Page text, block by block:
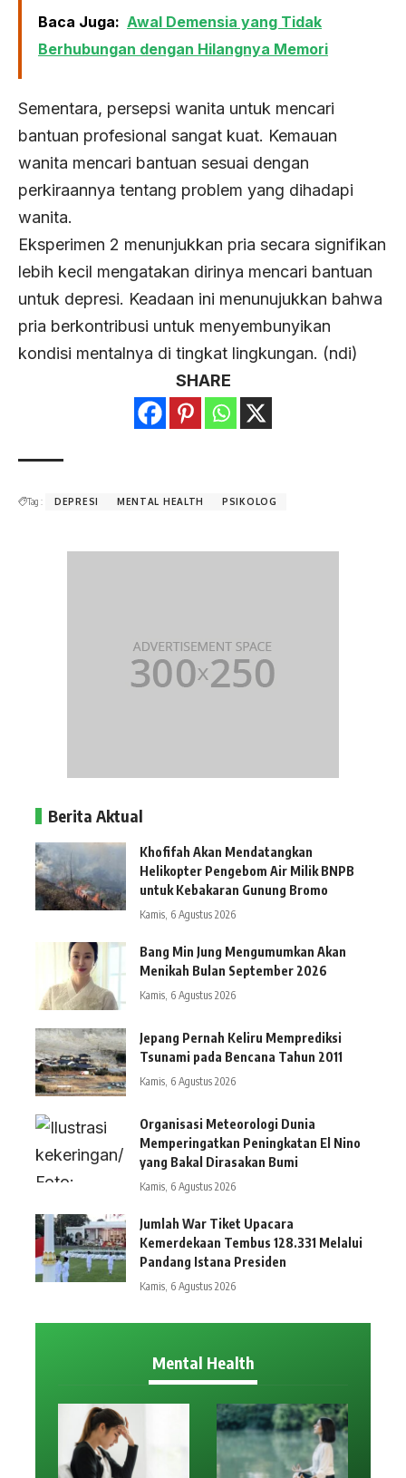
Baca Juga: Awal Demensia yang Tidak
Berhubungan dengan Hilangnya Memori
Sementara, persepsi wanita untuk mencari
bantuan profesional sangat kuat. Kemauan
wanita mencari bantuan sesuai dengan
perkiraannya tentang problem yang dihadapi
wanita.
Eksperimen 2 menunjukkan pria secara signifikan
lebih kecil mengatakan dirinya mencari bantuan
untuk depresi. Keadaan ini menunujukkan bahwa
pria berkontribusi untuk menyembunyikan
kondisi mentalnya di tingkat lingkungan. (ndi)
SHARE
Tag : DEPRESI MENTAL HEALTH PSIKOLOG
Berita Aktual
Khofifah Akan Mendatangkan
Helikopter Pengebom Air Milik BNPB
untuk Kebakaran Gunung Bromo
Kamis, 6 Agustus 2026
Bang Min Jung Mengumumkan Akan
Menikah Bulan September 2026
Kamis, 6 Agustus 2026
Jepang Pernah Keliru Memprediksi
Tsunami pada Bencana Tahun 2011
Kamis, 6 Agustus 2026
Organisasi Meteorologi Dunia
Memperingatkan Peningkatan El Nino
yang Bakal Dirasakan Bumi
Kamis, 6 Agustus 2026
Jumlah War Tiket Upacara
Kemerdekaan Tembus 128.331 Melalui
Pandang Istana Presiden
Kamis, 6 Agustus 2026
Mental Health